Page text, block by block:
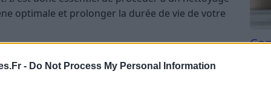
- Do Not Process My Personal Information
optimale et prolonger la durée de vie de votre
pour le nettoyage des
Tri